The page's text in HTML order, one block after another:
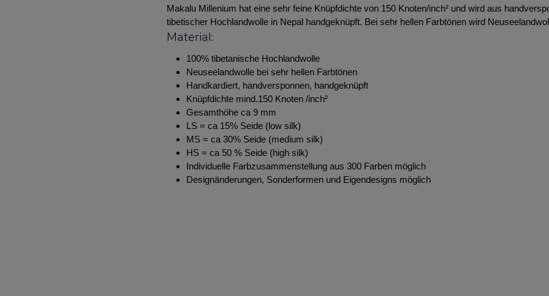
Makalu Millenium hat eine sehr feine Knüpfdichte von 150 Knoten/inch² und wird aus
tibetischer Hochlandwolle in Nepal handgeknüpft. Bei sehr hellen Farbtönen wird
Material:
100% tibetanische Hochlandwolle
Neuseelandwolle bei sehr hellen Farbtönen
Handkardiert, handversponnen, handgeknüpft
Knüpfdichte mind.150 Knoten /inch²
Gesamthöhe ca 9 mm
LS = ca 15% Seide (low silk)
MS = ca 30% Seide (medium silk)
HS = ca 50 % Seide (high silk)
Individuelle Farbzusammenstellung aus 300 Farben möglich
Designänderungen, Sonderformen und Eigendesigns möglich